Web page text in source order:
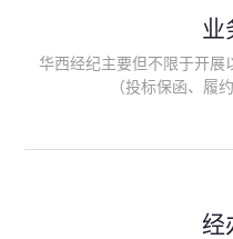
业
华西经纪主要但不限于开展
（投标保函、履
险、政府公共安全责任保险/
经